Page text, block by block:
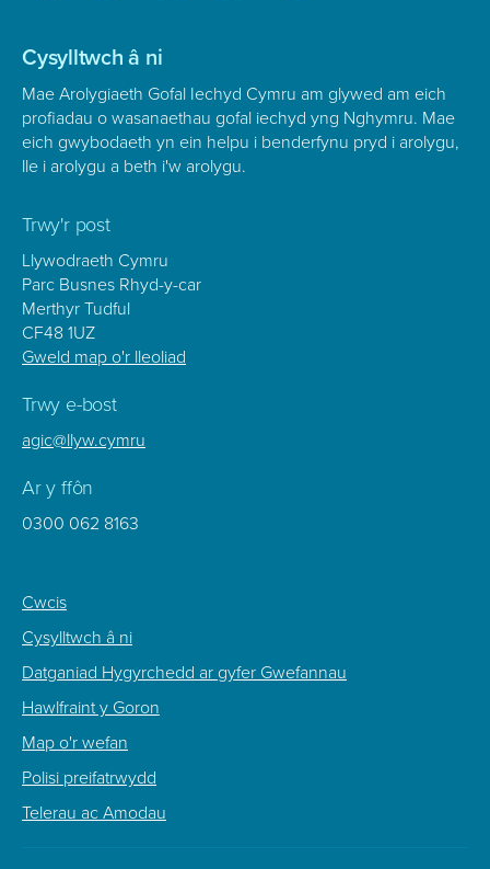
Cysylltwch â ni
Mae Arolygiaeth Gofal Iechyd Cymru am glywed am eich
profiadau o wasanaethau gofal iechyd yng Nghymru. Mae
eich gwybodaeth yn ein helpu i benderfynu pryd i arolygu,
lle i arolygu a beth i'w arolygu.
Trwy'r post
Llywodraeth Cymru
Parc Busnes Rhyd-y-car
Merthyr Tudful
CF48 1UZ
Gweld map o'r lleoliad
Trwy e-bost
agic@llyw.cymru
Ar y ffôn
0300 062 8163
Footer
Sub
Menu
Cwcis
Cysylltwch â ni
Datganiad Hygyrchedd ar gyfer Gwefannau
Hawlfraint y Goron
Map o'r wefan
Polisi preifatrwydd
Telerau ac Amodau